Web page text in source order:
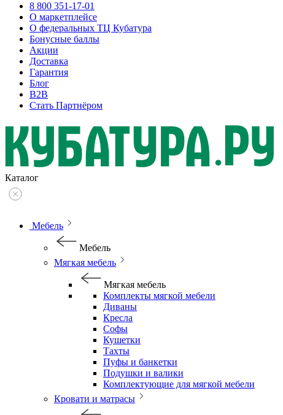
8 800 351-17-01
О маркетплейсе
О федеральных ТЦ Кубатура
Бонусные баллы
Акции
Доставка
Гарантия
Блог
B2B
Стать Партнёром
Каталог
Мебель
Мебель
Мягкая мебель
Мягкая мебель
Комплекты мягкой мебели
Диваны
Кресла
Софы
Кушетки
Тахты
Пуфы и банкетки
Подушки и валики
Комплектующие для мягкой мебели
Кровати и матрасы